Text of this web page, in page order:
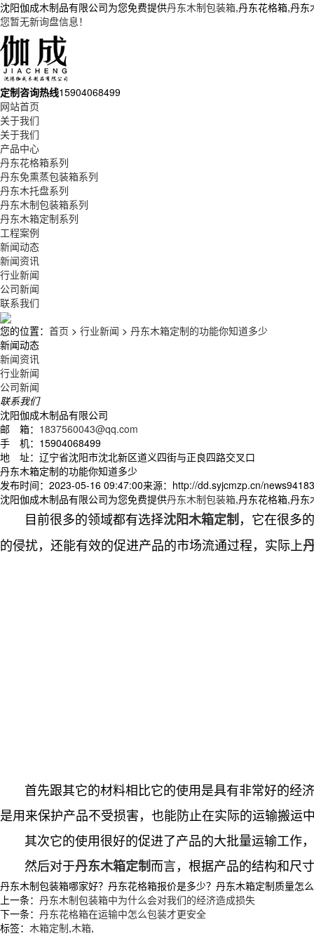
沈阳伽成木制品有限公司为您免费提供丹东木制包装箱,丹东花格箱,丹
您暂无新询盘信息！
定制咨询热线15904068499
网站首页
关于我们
关于我们
产品中心
丹东花格箱系列
丹东免熏蒸包装箱系列
丹东木托盘系列
丹东木制包装箱系列
丹东木箱定制系列
工程案例
新闻动态
新闻资讯
行业新闻
公司新闻
联系我们
您的位置： 首页 > 行业新闻 > 丹东木箱定制的功能你知道多少
新闻动态
新闻资讯
行业新闻
公司新闻
联系我们
沈阳伽成木制品有限公司
邮 箱： 1837560043@qq.com
手 机：15904068499
地 址：辽宁省沈阳市沈北新区道义四街与正良四路交叉口
丹东木箱定制的功能你知道多少
发布时间：2023-05-16 09:47:00来源：http://dd.syjcmzp.cn/
沈阳伽成木制品有限公司为您免费提供丹东木制包装箱,丹东花格箱,丹
目前很多的领域都有选择沈阳木箱定制，它在很多
的侵扰，还能有效的促进产品的市场流通过程，实际上
首先跟其它的材料相比它的使用是具有非常好的经
是用来保护产品不受损害，也能防止在实际的运输搬运
其次它的使用很好的促进了产品的大批量运输工作
然后对于丹东木箱定制而言，根据产品的结构和尺
丹东木制包装箱哪家好？丹东花格箱报价是多少？丹东木箱定制质量
上一条： 丹东木制包装箱中为什么会对我们的经济造成损失
下一条： 丹东花格箱在运输中怎么包装才更安全
标签： 木箱定制,木箱,